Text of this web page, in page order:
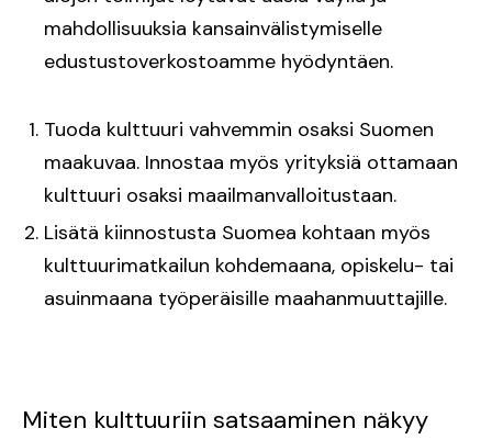
mahdollisuuksia kansainvälistymiselle
edustustoverkostoamme hyödyntäen.
Tuoda kulttuuri vahvemmin osaksi Suomen
maakuvaa. Innostaa myös yrityksiä ottamaan
kulttuuri osaksi maailmanvalloitustaan.
Lisätä kiinnostusta Suomea kohtaan myös
kulttuurimatkailun kohdemaana, opiskelu- tai
asuinmaana työperäisille maahanmuuttajille.
Miten kulttuuriin satsaaminen näkyy